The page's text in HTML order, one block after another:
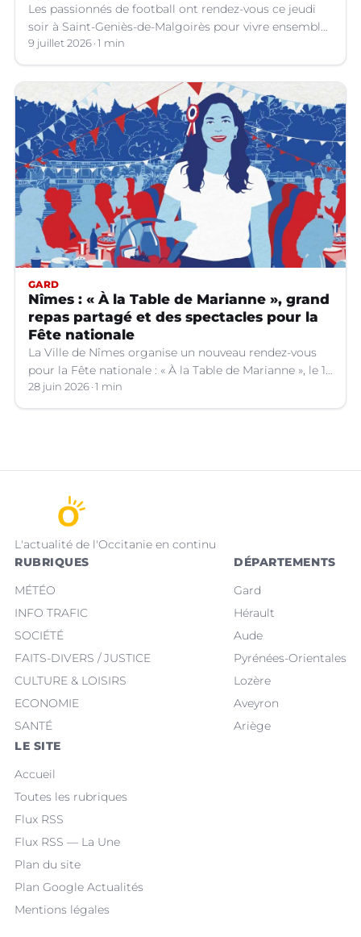
Les passionnés de football ont rendez-vous ce jeudi
soir à Saint-Geniès-de-Malgoirès pour vivre ensemble
l'un des temps forts de la Coupe du Monde 2026.
9 juillet 2026 1 min
GARD
Nîmes : « À la Table de Marianne », grand
repas partagé et des spectacles pour la
Fête nationale
La Ville de Nîmes organise un nouveau rendez-vous
pour la Fête nationale : « À la Table de Marianne », le 13
juillet prochain.
28 juin 2026 1 min
L'actualité de l'Occitanie en continu
RUBRIQUES
MÉTÉO
INFO TRAFIC
SOCIÉTÉ
FAITS-DIVERS / JUSTICE
CULTURE & LOISIRS
ECONOMIE
SANTÉ
DÉPARTEMENTS
Gard
Hérault
Aude
Pyrénées-Orientales
Lozère
Aveyron
Ariège
LE SITE
Accueil
Toutes les rubriques
Flux RSS
Flux RSS — La Une
Plan du site
Plan Google Actualités
Mentions légales